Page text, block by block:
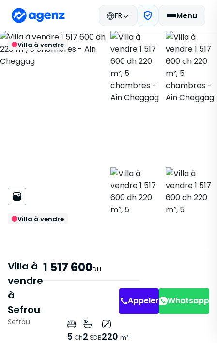
FR Menu
Retour Immobilier Maroc Acheter
Sefrou Villa 797694 Enregistrer
Villa à vendre
Villa à vendre
Villa à
vendre
à
Sefrou
1 517 600DH
Sefrou
5 Ch2 SDB220 m²
Appeler Whatsapp
Caractéristiques